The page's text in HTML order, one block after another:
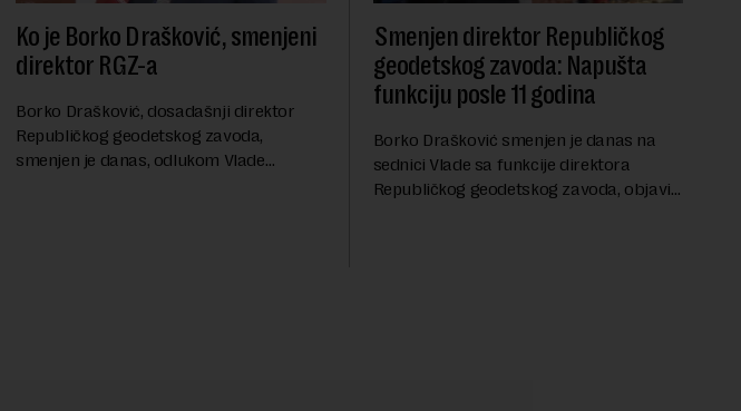
Ko je Borko Drašković, smenjeni
direktor RGZ-a
Borko Drašković, dosadašnji direktor
Republičkog geodetskog zavoda,
smenjen je danas, odlukom Vlade
Smenjen direktor Republičkog
geodetskog zavoda: Napušta
funkciju posle 11 godina
Borko Drašković smenjen je danas na
sednici Vlade sa funkcije direktora
Republičkog geodetskog zavoda, objavio